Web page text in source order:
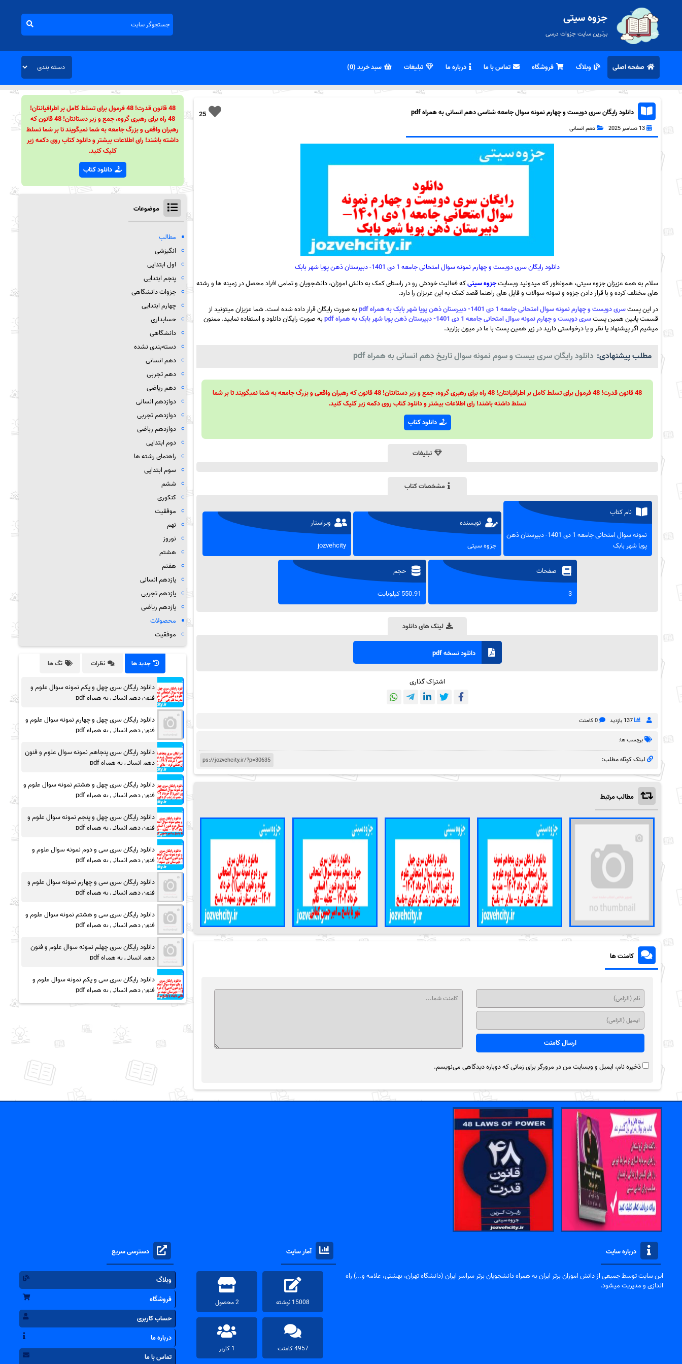
جزوه سیتی
برترین سایت جزوات درسی
صفحه اصلی وبلاگ فروشگاه تماس با ما درباره ما تبلیغات سبد خرید (0)
25 دانلود رایگان سری دویست و چهارم نمونه سوال جامعه شناسی دهم انسانی به همراه pdf
13 دسامبر 2025 دهم انسانی
دانلود رایگان سری دویست و چهارم نمونه سوال امتحانی جامعه 1 دی 1401- دبیرستان ذهن پویا شهر بابک
سلام به همه عزیزان جزوه سیتی، همونطور که میدونید وبسایتجزوه سیتیکه فعالیت خودش رو در راستای کمک به دانش اموزان، دانشجویان و تمامی افراد محصل در زمینه ها و رشته
های مختلف کرده و با قرار دادن جزوه و نمونه سوالات و فایل های راهنما قصد کمک به این عزیزان را دارد.
در این پستسری دویست و چهارم نمونه سوال امتحانی جامعه 1 دی 1401- دبیرستان ذهن پویا شهر بابک به همراه pdf
به صورت رایگان قرار داده شده است. شما عزیزان میتونید از
قسمت پایین همین پستسری دویست و چهارم نمونه سوال امتحانی جامعه 1 دی 1401- دبیرستان ذهن پویا شهر بابک به همراه pdf
به صورت رایگان دانلود و استفاده نمایید. ممنون
میشیم اگر پیشنهاد یا نظر و یا درخواستی دارید در زیر همین پست با ما در میون بزارید.
مطلب پیشنهادی: دانلود رایگان سری بیست و سوم نمونه سوال تاریخ دهم انسانی به همراه pdf
48 قانون قدرت! 48 فرمول برای تسلط کامل بر اطرافیانتان! 48 راه برای رهبری گروه، جمع و زیر دستانتان! 48 قانون که رهبران واقعی و بزرگ جامعه به شما نمیگویند تا بر شما
تسلط داشته باشند! رای اطلاعات بیشتر و دانلود کتاب روی دکمه زیر کلیک کنید.
دانلود کتاب
تبلیغات
مشخصات کتاب
نام کتاب
نمونه سوال امتحانی جامعه 1 دی 1401- دبیرستان ذهن
پویا شهر بابک
نویسنده
جزوه سیتی
ویراستار
jozvehcity
صفحات
3
حجم
550.91 کیلوبایت
لینک های دانلود
دانلود نسخه pdf
اشتراک گذاری
137 بازدید 0 کامنت
برچسب ها:
لینک کوتاه مطلب:
مطالب مرتبط
کامنت ها
ذخیره نام، ایمیل و وبسایت من در مرورگر برای زمانی که دوباره دیدگاهی می‌نویسم.
48 قانون قدرت! 48 فرمول برای تسلط کامل بر اطرافیانتان!
48 راه برای رهبری گروه، جمع و زیر دستانتان! 48 قانون که
رهبران واقعی و بزرگ جامعه به شما نمیگویند تا بر شما تسلط
داشته باشند! رای اطلاعات بیشتر و دانلود کتاب روی دکمه زیر
کلیک کنید.
دانلود کتاب
موضوعات
مطالب
انگیزشی
اول ابتدایی
پنجم ابتدایی
جزوات دانشگاهی
چهارم ابتدایی
حسابداری
دانشگاهی
دسته‌بندی نشده
دهم انسانی
دهم تجربی
دهم ریاضی
دوازدهم انسانی
دوازدهم تجربی
دوازدهم رباضی
دوم ابتدایی
راهنمای رشته ها
سوم ابتدایی
ششم
کنکوری
موفقیت
نهم
نوروز
هشتم
هفتم
یازدهم انسانی
یازدهم تجربی
یازدهم ریاضی
محصولات
موفقیت
جدید ها نظرات تگ ها
دانلود رایگان سری چهل و یکم نمونه سوال علوم و
فنون دهم انسانی به همراه pdf
دانلود رایگان سری چهل و چهارم نمونه سوال علوم و
فنون دهم انسانی به همراه pdf
دانلود رایگان سری پنجاهم نمونه سوال علوم و فنون
دهم انسانی به همراه pdf
دانلود رایگان سری چهل و هشتم نمونه سوال علوم و
فنون دهم انسانی به همراه pdf
دانلود رایگان سری چهل و پنجم نمونه سوال علوم و
فنون دهم انسانی به همراه pdf
دانلود رایگان سری سی و دوم نمونه سوال علوم و
فنون دهم انسانی به همراه pdf
دانلود رایگان سری سی و چهارم نمونه سوال علوم و
فنون دهم انسانی به همراه pdf
دانلود رایگان سری سی و هشتم نمونه سوال علوم و
فنون دهم انسانی به همراه pdf
دانلود رایگان سری چهلم نمونه سوال علوم و فنون
دهم انسانی به همراه pdf
دانلود رایگان سری سی و یکم نمونه سوال علوم و
فنون دهم انسانی به همراه pdf
درباره سایت
این سایت توسط جمیعی از دانش اموزان برتر ایران به همراه دانشجویان برتر سراسر ایران (دانشگاه تهران، بهشتی، علامه و...) راه
اندازی و مدیریت میشود.
آمار سایت
15008 نوشته 2 محصول
4957 کامنت 1 کاربر
دسترسی سریع
وبلاگ
فروشگاه
حساب کاربری
درباره ما
تماس با ما